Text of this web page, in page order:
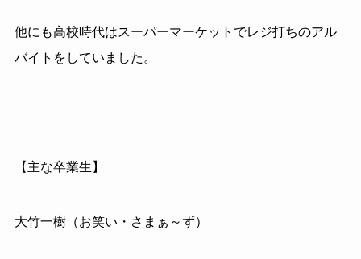
他にも高校時代はスーパーマーケットでレジ打ちのアル
バイトをしていました。
【主な卒業生】
大竹一樹（お笑い・さまぁ～ず）